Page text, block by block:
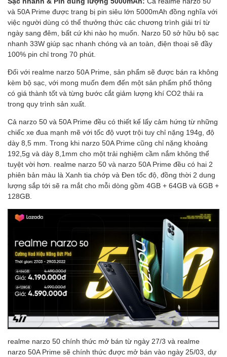
và 50A Prime được trang bị pin siêu lớn 5000mAh đồng nghĩa với
việc người dùng có thể thưởng thức các chương trình giải trí từ
ngày sang đêm, bất cứ khi nào họ muốn. Narzo 50 sở hữu bộ sạc
nhanh 33W giúp sạc nhanh chóng và an toàn, điện thoại sẽ đầy
100% pin chỉ trong 70 phút.
Đối với realme narzo 50A Prime, sản phẩm sẽ được bán ra không
kèm bộ sạc, với mong muốn đem đến một sản phẩm phổ thông
có giá thành tốt và từng bước cắt giảm lượng khí CO2 thải ra
trong quy trình sản xuất.
Cả narzo 50 và 50A Prime đều có thiết kế lấy cảm hứng từ những
chiếc xe đua mạnh mẽ với tốc độ vượt trội tuy chỉ nặng 194g, độ
dày 8,5 mm. Trong khi narzo 50A Prime cũng chỉ nặng khoảng
192,5g và dày 8,1mm cho một trải nghiệm cầm nắm không thể
tuyệt vời hơn. realme narzo 50 và narzo 50A Prime đều có hai 2
phiên bản màu là Xanh tia chớp và Đen tốc độ, đồng thời 2 dung
lượng sắp tới sẽ ra mắt cho mỗi dòng gồm 4GB + 64GB và 6GB +
128GB.
realme narzo 50 chính thức mở bán từ ngày 27/3 và realme
narzo 50A Prime sẽ chính thức được mở bán vào ngày 25/03, dự